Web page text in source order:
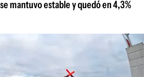
mantuvo estable y quedó en 4,3%